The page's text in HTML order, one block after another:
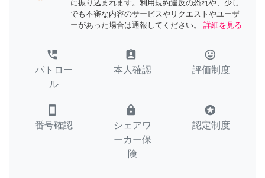
に振り込まれます。利用規約違反の恐れや、少し
でも不審な内容のサービスやリクエストやユーザ
ーがあった場合は通報してください。
詳細を見る
perm_phone_msg
パトロー
ル
assignment_ind
本人確認
tag_faces
評価制度
smartphone
番号確認
lock
シェアワ
ーカー保
険
stars
認定制度